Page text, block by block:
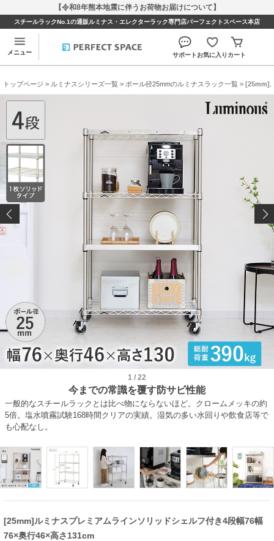
【令和8年熊本地震に伴うお荷物お届けについて】
スチールラックNo.1の通販ルミナス・エレクターラック専門店パーフェクトスペース本店
メニュー サポートお気に入り カート
トップページ > ルミナスシリーズ一覧 > ポール径25mmのルミナスラック一覧 > [25mm]
1 / 22
今までの常識を覆す防サビ性能
一般的なスチールラックとは比べ物にならないほど。クロームメッキの約
5倍。塩水噴霧試験168時間クリアの実績。湿気の多い水回りや飲食店等で
も心配なし。
[25mm]ルミナスプレミアムラインソリッドシェルフ付き4段幅76幅
76×奥行46×高さ131cm